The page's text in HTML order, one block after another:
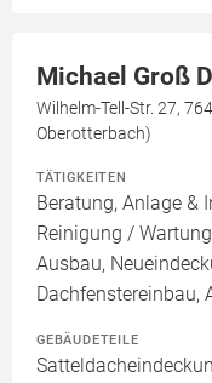
Michael Groß
Wilhelm-Tell-Str. 27,
Oberotterbach)
TÄTIGKEITEN
Beratung, Anlage &
Reinigung /
Ausbau,
Dachfenstereinbau,
GEBÄUDETEILE